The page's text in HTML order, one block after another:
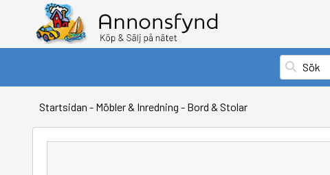
Startsidan - Möbler & Inredning - Bord & Stolar